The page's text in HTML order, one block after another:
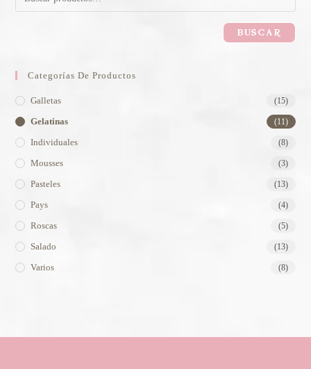
BUSCAR
Categorías De Productos
Galletas (15)
Gelatinas (11)
Individuales (8)
Mousses (3)
Pasteles (13)
Pays (4)
Roscas (5)
Salado (13)
Varios (8)